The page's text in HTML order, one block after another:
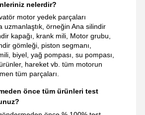
nelerdir?
motor yedek parçaları
uzmanlaştık, örneğin Ana silindir
kapağı, krank mili, Motor grubu,
gömleği, piston segmanı,
biyel, yağ pompası, su pompası,
hareket vb. tüm motorun
tüm parçaları.
önce tüm ürünleri test